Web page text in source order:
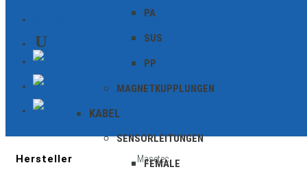
PA
SUS
PP
MAGNETKUPPLUNGEN
KABEL
SENSORLEITUNGEN
FEMALE
Zusätzliche Informationen
Hersteller Masetec